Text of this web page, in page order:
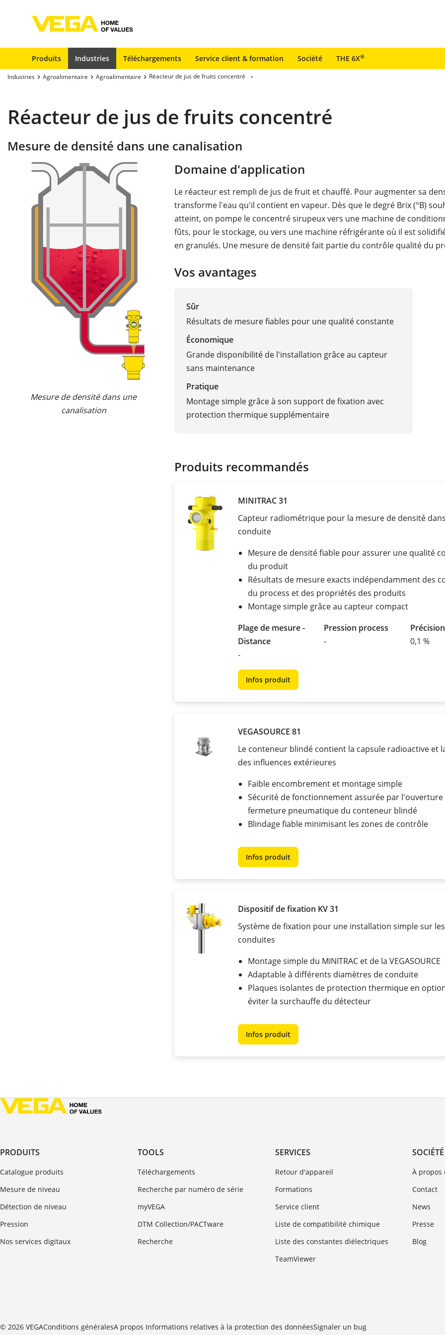
Produits Industries Téléchargements Service client & formation Société THE 6X®
Industries Agroalimentaire Agroalimentaire Réacteur de jus de fruits concentré
Réacteur de jus de fruits concentré
Mesure de densité dans une canalisation
Mesure de densité dans une
canalisation
Domaine d'application
Le réacteur est rempli de jus de fruit et chauffé. Pour augmenter sa
transforme l'eau qu'il contient en vapeur. Dès que le degré Brix (°B)
atteint, on pompe le concentré sirupeux vers une machine de
fûts, pour le stockage, ou vers une machine réfrigérante où il est
en granulés. Une mesure de densité fait partie du contrôle qualité du
Vos avantages
Sûr
Résultats de mesure fiables pour une qualité constante
Économique
Grande disponibilité de l'installation grâce au capteur
sans maintenance
Pratique
Montage simple grâce à son support de fixation avec
protection thermique supplémentaire
Produits recommandés
MINITRAC 31
Capteur radiométrique pour la mesure de densité
conduite
Mesure de densité fiable pour assurer une qualité
du produit
Résultats de mesure exacts indépendamment des
du process et des propriétés des produits
Montage simple grâce au capteur compact
Plage de mesure -
Distance
-
Pression process
-
0,1 %
Infos produit
VEGASOURCE 81
Le conteneur blindé contient la capsule radioactive et
des influences extérieures
Faible encombrement et montage simple
Sécurité de fonctionnement assurée par l'ouverture
fermeture pneumatique du conteneur blindé
Blindage fiable minimisant les zones de contrôle
Infos produit
Dispositif de fixation KV 31
Système de fixation pour une installation simple sur les
conduites
Montage simple du MINITRAC et de la VEGASOURCE
Adaptable à différents diamètres de conduite
Plaques isolantes de protection thermique en
éviter la surchauffe du détecteur
Infos produit
PRODUITS
Catalogue produits
Mesure de niveau
Détection de niveau
Pression
Nos services digitaux
TOOLS
Téléchargements
Recherche par numéro de série
myVEGA
DTM Collection/PACTware
Recherche
SERVICES
Retour d'appareil
Formations
Service client
Liste de compatibilité chimique
Liste des constantes diélectriques
TeamViewer
SOCIÉTÉ
À propos
Contact
News
Presse
Blog
© 2026 VEGAConditions généralesA propos Informations relatives à la protection des donnéesSignaler un bug